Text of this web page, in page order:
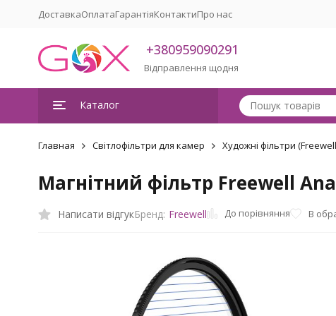
ДоставкаОплатаГарантіяКонтактиПро нас
+380959090291
Відправлення щодня
Каталог
Главная Світлофільтри для камер Художні фільтри
Магнітний фільтр Freewell
Написати відгукБренд: Freewell До порівняння В